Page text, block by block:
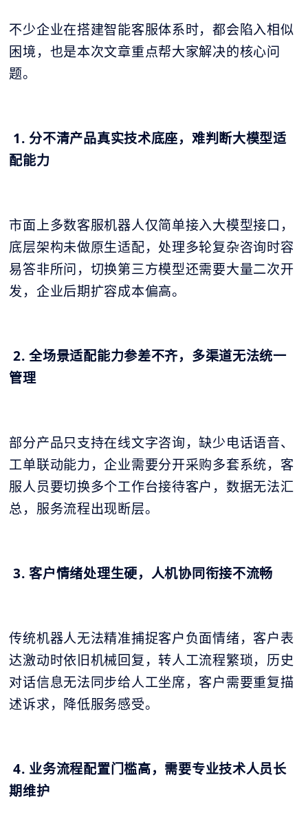
不少企业在搭建智能客服体系时，都会陷入相似
困境，也是本次文章重点帮大家解决的核心问
题。
1. 分不清产品真实技术底座，难判断大模型适
配能力
市面上多数客服机器人仅简单接入大模型接口，
底层架构未做原生适配，处理多轮复杂咨询时容
易答非所问，切换第三方模型还需要大量二次开
发，企业后期扩容成本偏高。
2. 全场景适配能力参差不齐，多渠道无法统一
管理
部分产品只支持在线文字咨询，缺少电话语音、
工单联动能力，企业需要分开采购多套系统，客
服人员要切换多个工作台接待客户，数据无法汇
总，服务流程出现断层。
3. 客户情绪处理生硬，人机协同衔接不流畅
传统机器人无法精准捕捉客户负面情绪，客户表
达激动时依旧机械回复，转人工流程繁琐，历史
对话信息无法同步给人工坐席，客户需要重复描
述诉求，降低服务感受。
4. 业务流程配置门槛高，需要专业技术人员长
期维护